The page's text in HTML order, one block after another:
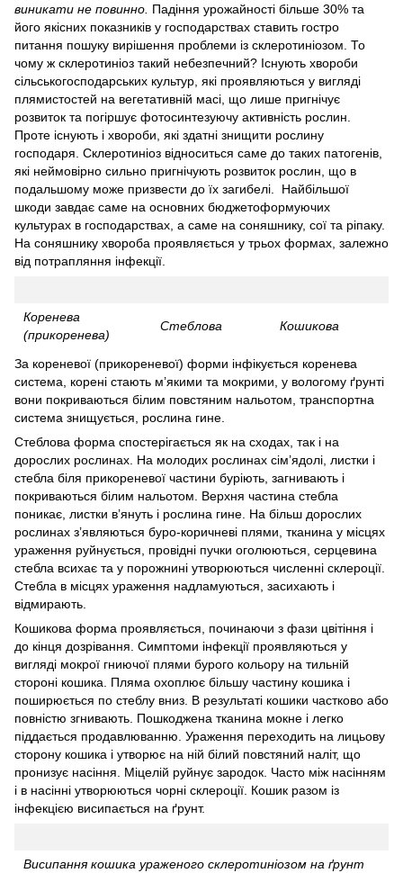
виникати не повинно. Падіння урожайності більше 30% та
його якісних показників у господарствах ставить гостро
питання пошуку вирішення проблеми із склеротиніозом. То
чому ж склеротиніоз такий небезпечний? Існують хвороби
сільськогосподарських культур, які проявляються у вигляді
плямистостей на вегетативній масі, що лише пригнічує
розвиток та погіршує фотосинтезуючу активність рослин.
Проте існують і хвороби, які здатні знищити рослину
господаря. Склеротиніоз відноситься саме до таких патогенів,
які неймовірно сильно пригнічують розвиток рослин, що в
подальшому може призвести до їх загибелі. Найбільшої
шкоди завдає саме на основних бюджетоформуючих
культурах в господарствах, а саме на соняшнику, сої та ріпаку.
На соняшнику хвороба проявляється у трьох формах, залежно
від потрапляння інфекції.
Коренева
(прикоренева)
Стеблова Кошикова
За кореневої (прикореневої) форми інфікується коренева
система, корені стають м’якими та мокрими, у вологому ґрунті
вони покриваються білим повстяним нальотом, транспортна
система знищується, рослина гине.
Стеблова форма спостерігається як на сходах, так і на
дорослих рослинах. На молодих рослинах сім’ядолі, листки і
стебла біля прикореневої частини буріють, загнивають і
покриваються білим нальотом. Верхня частина стебла
поникає, листки в’януть і рослина гине. На більш дорослих
рослинах з’являються буро-коричневі плями, тканина у місцях
ураження руйнується, провідні пучки оголюються, серцевина
стебла всихає та у порожнині утворюються численні склероції.
Стебла в місцях ураження надламуються, засихають і
відмирають.
Кошикова форма проявляється, починаючи з фази цвітіння і
до кінця дозрівання. Симптоми інфекції проявляються у
вигляді мокрої гниючої плями бурого кольору на тильній
стороні кошика. Пляма охоплює більшу частину кошика і
поширюється по стеблу вниз. В результаті кошики частково або
повністю згнивають. Пошкоджена тканина мокне і легко
піддається продавлюванню. Ураження переходить на лицьову
сторону кошика і утворює на ній білий повстяний наліт, що
пронизує насіння. Міцелій руйнує зародок. Часто між насінням
і в насінні утворюються чорні склероції. Кошик разом із
інфекцією висипається на ґрунт.
Висипання кошика ураженого склеротиніозом на ґрунт